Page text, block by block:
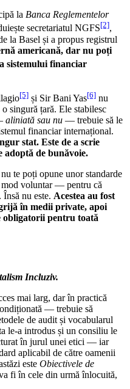
la Banca Reglementelor
secretariatul NGFS[2],
la Basel și a propus registrul
americană, dar nu poți
sistemului financiar
[5] și Sir Bani Yas[6] nu
singură țară. Ele stabilesc
aliniată sau nu — trebuie să le
financiar internațional.
stat. Este de a scrie
adoptă de bunăvoie.
te poți opune unor standarde
mod voluntar — pentru că
nu este. Acestea au fost
în medii private, apoi
obligatorii pentru toată
Incluziv.
mai larg, dar în practică
— trebuie să
de audit și vocabularul
le-a introdus și un consiliu le
în jurul unei etici — iar
aplicabil de către oamenii
este Obiectivele de
fi în cele din urmă înlocuită,